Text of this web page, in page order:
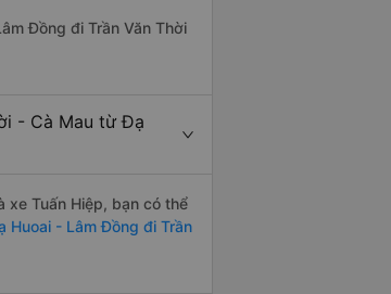
Đồng đi Trần Văn Thời
- Cà Mau từ Đạ
xe Tuấn Hiệp, bạn có thể
Huoai - Lâm Đồng đi Trần